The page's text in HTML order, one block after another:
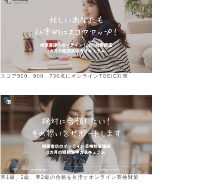
スコア500、600、730点にオンラインTOEIC対策
準1級、2級、準2級の合格を目指すオンライン英検対策